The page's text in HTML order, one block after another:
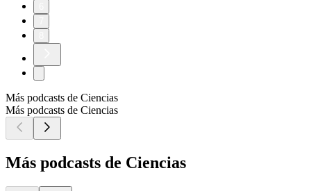
Más podcasts de Ciencias
Más podcasts de Ciencias
Más podcasts de Ciencias